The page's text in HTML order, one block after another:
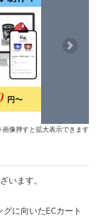
Next
像押すと拡大表示できます
います。
に向いたECカート